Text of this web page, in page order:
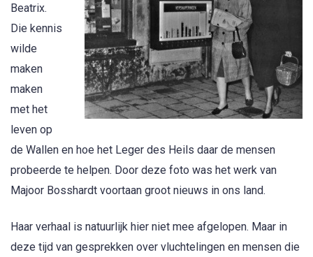
Beatrix.
Die kennis
wilde
maken
maken
met het
leven op
de Wallen en hoe het Leger des Heils daar de mensen
probeerde te helpen. Door deze foto was het werk van
Majoor Bosshardt voortaan groot nieuws in ons land.
Haar verhaal is natuurlijk hier niet mee afgelopen. Maar in
deze tijd van gesprekken over vluchtelingen en mensen die